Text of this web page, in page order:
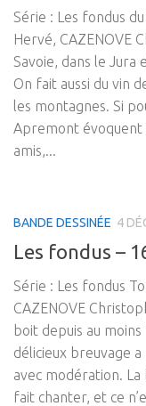
Série : Les fondus
Hervé, CAZENOVE
Savoie, dans le Jura
On fait aussi du vin
les montagnes. Si
Apremont
amis,...
BANDE DESSINÉE 4
Les fondus –
Série : Les fondus
CAZENOVE
boit depuis au
délicieux breuvage
avec modération.
fait chanter, et ce